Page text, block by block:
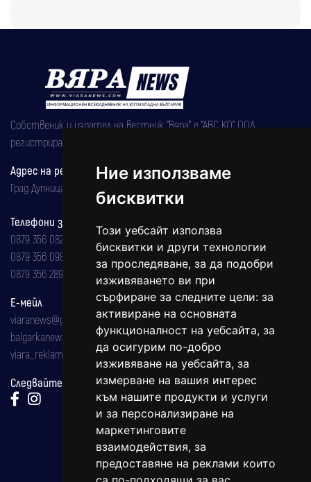
Ние използваме
бисквитки
Този уебсайт използва
бисквитки и други технологии
за проследяване, за да подобри
изживяването ви при
сърфиране за следните цели: за
активиране на основната
функционалност на уебсайта, за
да осигурим по-добро
изживяване на уебсайта, за
измерване на вашия интерес
към нашите продукти и услуги
и за персонализиране на
маркетинговите
взаимодействия, за
предоставяне на реклами които
Собственик и издател на вестник "Вяра" е "АВС КО" ООД,
регистрирана на 08.05.2002 година.
Адрес на редакцията
Град Дупница, ул.''Христо Ботев" 43
Телефони за реклама и абонаменти
0879 356 082
0879 356 098
0879 356 289
Е-мейл
viaranews@gmail.com
balgarkanews@gmail.com
viara_reklama@mail.bg
Следвайте ни: